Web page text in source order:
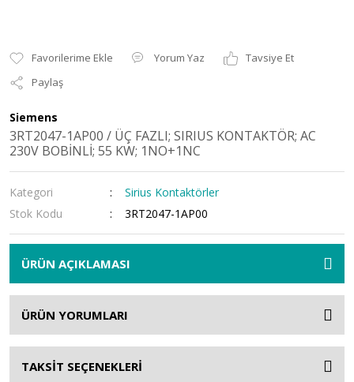
Yorum Yaz
Tavsiye Et
Paylaş
Siemens
3RT2047-1AP00 / ÜÇ FAZLI; SIRIUS KONTAKTÖR; AC
230V BOBİNLİ; 55 KW; 1NO+1NC
Kategori
Sirius Kontaktörler
Stok Kodu
3RT2047-1AP00
ÜRÜN AÇIKLAMASI
ÜRÜN YORUMLARI
TAKSİT SEÇENEKLERİ